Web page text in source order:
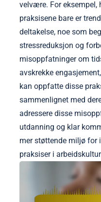
velvære. For eksempel,
praksisene bare er
deltakelse, noe som
stressreduksjon og
misoppfatninger om
avskrekke
kan oppfatte disse
sammenlignet med
adressere disse
utdanning og klar
mer støttende miljø for
praksiser i